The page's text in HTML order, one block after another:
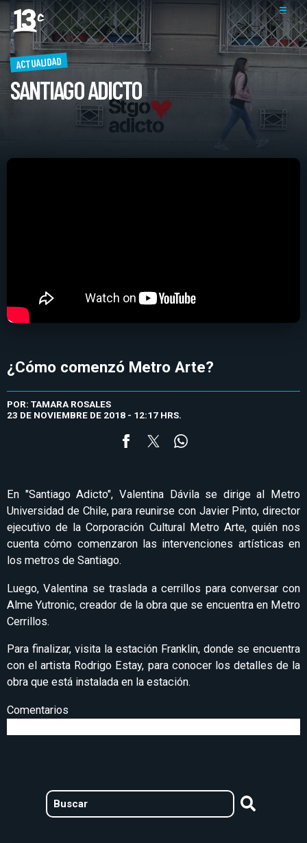
ACTUALIDAD
SANTIAGO ADICTO
¿Cómo comenzó Metro Arte?
POR: TAMARA ROSALES
23 DE NOVIEMBRE DE 2018 - 12:17 HRS.
En "Santiago Adicto", Valentina Dávila se dirige al Metro
Universidad de Chile, para reunirse con Javier Pinto, director
ejecutivo de la Corporación Cultural Metro Arte, quién nos
cuenta cómo comenzaron las intervenciones artísticas en
los metros de Santiago.
Luego, Valentina se traslada a cerrillos para conversar con
Alme Yutronic, creador de la obra que se encuentra en Metro
Cerrillos.
Para finalizar, visita la estación Franklin, donde se encuentra
con el artista Rodrigo Estay, para conocer los detalles de la
obra que está instalada en la estación.
Comentarios